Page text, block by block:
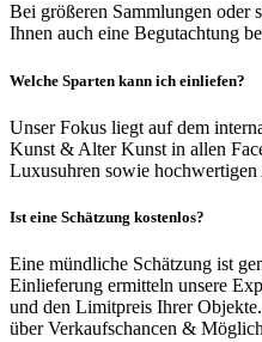
Bei größeren Sammlungen
Ihnen auch eine Begutachtung
Welche Sparten kann ich einliefen?
Unser Fokus liegt auf dem
Kunst & Alter Kunst in allen
Luxusuhren sowie
Ist eine Schätzung kostenlos?
Eine mündliche Schätzung ist
Einlieferung ermitteln unsere
und den Limitpreis Ihrer
über Verkaufschancen &